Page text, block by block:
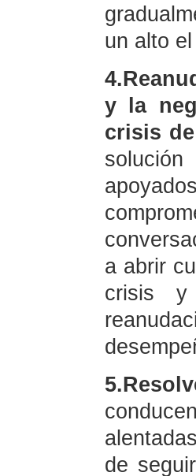
un alto
y la
crisis
a abrir
crisis y
de